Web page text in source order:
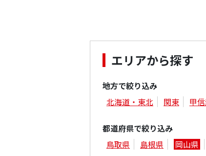
エリアから探す
地方で絞り込み
北海道・東北
関東 甲
都道府県で絞り込み
鳥取県
島根県 岡山県